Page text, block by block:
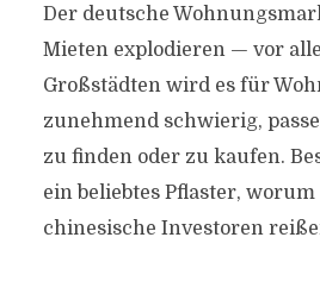
Der deutsche
Mieten explodieren — vor
Großstädten wird es für
zunehmend schwierig,
zu finden oder zu kaufen.
ein beliebtes Pflaster,
chinesische Investoren